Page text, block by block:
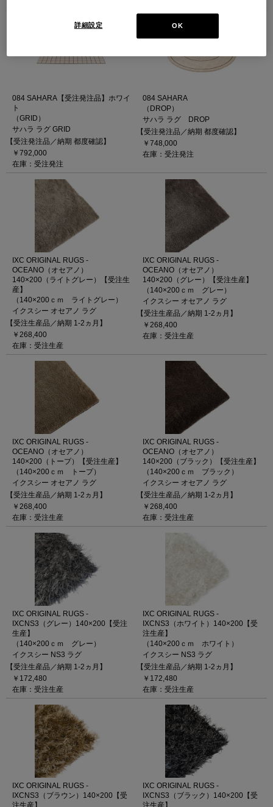
084 SAHARA【受注発注品】ホワイ
ト
（GRID）
サハラ ラグ GRID
【受注発注品／納期 都度確認】
￥792,000
在庫：受注発注
084 SAHARA
（DROP）
サハラ ラグ DROP
【受注発注品／納期 都度確認】
￥748,000
在庫：受注発注
IXC ORIGINAL RUGS -
OCEANO（オセアノ）
140×200（ライトグレー）【受注生
産】
（140×200ｃｍ ライトグレー）
イクスシー オセアノ ラグ
【受注生産品／納期 1-2ヵ月】
￥268,400
在庫：受注生産
IXC ORIGINAL RUGS -
OCEANO（オセアノ）
140×200（グレー）【受注生産】
（140×200ｃｍ グレー）
イクスシー オセアノ ラグ
【受注生産品／納期 1-2ヵ月】
￥268,400
在庫：受注生産
IXC ORIGINAL RUGS -
OCEANO（オセアノ）
140×200（トープ）【受注生産】
（140×200ｃｍ トープ）
イクスシー オセアノ ラグ
【受注生産品／納期 1-2ヵ月】
￥268,400
在庫：受注生産
IXC ORIGINAL RUGS -
OCEANO（オセアノ）
140×200（ブラック）【受注生産】
（140×200ｃｍ ブラック）
イクスシー オセアノ ラグ
【受注生産品／納期 1-2ヵ月】
￥268,400
在庫：受注生産
IXC ORIGINAL RUGS -
IXCNS3（グレー）140×200【受注
生産】
（140×200ｃｍ グレー）
イクスシー NS3 ラグ
【受注生産品／納期 1-2ヵ月】
￥172,480
在庫：受注生産
IXC ORIGINAL RUGS -
IXCNS3（ホワイト）140×200【受
注生産】
（140×200ｃｍ ホワイト）
イクスシー NS3 ラグ
【受注生産品／納期 1-2ヵ月】
￥172,480
在庫：受注生産
IXC ORIGINAL RUGS -
IXCNS3（ブラウン）140×200【受
注生産】
IXC ORIGINAL RUGS -
IXCNS3（ブラック）140×200【受
注生産】
OK
詳細設定